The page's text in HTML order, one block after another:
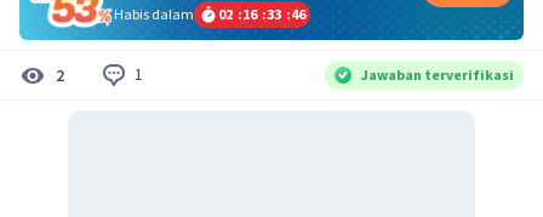
Habis dalam
02 :16 :33 :46
2 1 Jawaban terverifikasi